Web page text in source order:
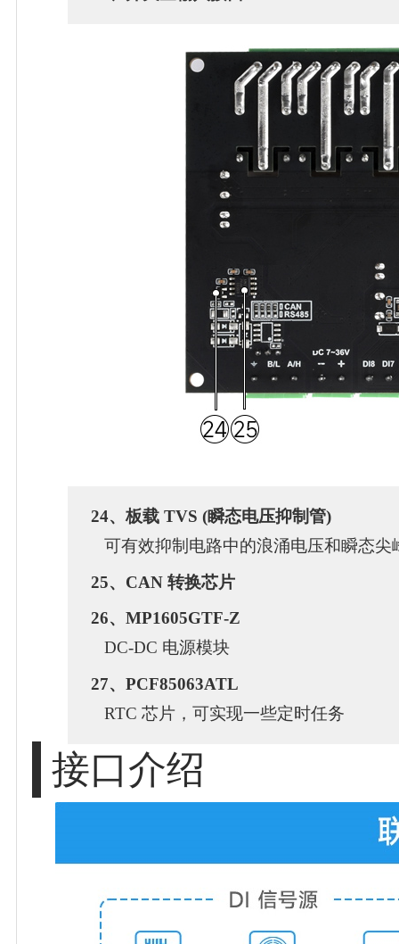
24、板载 TVS (瞬态电压抑制管)
可有效抑制电路中的浪涌电压和瞬态尖
25、CAN 转换芯片
26、MP1605GTF-Z
DC-DC 电源模块
27、PCF85063ATL
RTC 芯片，可实现一些定时任务
接口介绍